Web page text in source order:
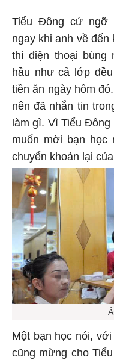
Tiểu Đông cứ ngỡ
ngay khi anh về đến
thì điện thoại bùng
hầu như cả lớp
tiền ăn ngày hôm
nên đã nhắn tin
làm gì. Vì Tiểu
muốn mời bạn học
chuyển khoản lại
Một bạn học nói,
cũng mừng cho